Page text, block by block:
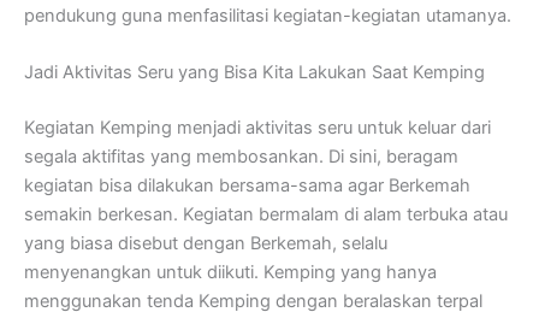
pendukung guna menfasilitasi kegiatan-kegiatan utamanya.
Jadi Aktivitas Seru yang Bisa Kita Lakukan Saat Kemping
Kegiatan Kemping menjadi aktivitas seru untuk keluar dari
segala aktifitas yang membosankan. Di sini, beragam
kegiatan bisa dilakukan bersama-sama agar Berkemah
semakin berkesan. Kegiatan bermalam di alam terbuka atau
yang biasa disebut dengan Berkemah, selalu
menyenangkan untuk diikuti. Kemping yang hanya
menggunakan tenda Kemping dengan beralaskan terpal